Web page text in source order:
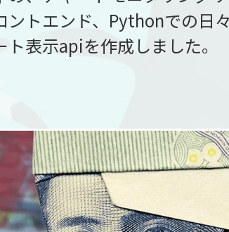
ントエンド、Pythonでの日
ト表示apiを作成しました。